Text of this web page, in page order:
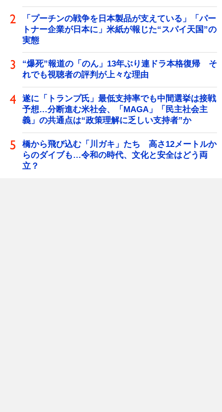
「プーチンの戦争を日本製品が支えている」「パー
トナー企業が日本に」米紙が報じた“スパイ天国”の
実態
“爆死”報道の「のん」13年ぶり連ドラ本格復帰 そ
れでも視聴者の評判が上々な理由
遂に「トランプ氏」最低支持率でも中間選挙は接戦
予想…分断進む米社会、「MAGA」「民主社会主
義」の共通点は“政策理解に乏しい支持者”か
橋から飛び込む「川ガキ」たち 高さ12メートルか
らのダイブも…令和の時代、文化と安全はどう両
立？